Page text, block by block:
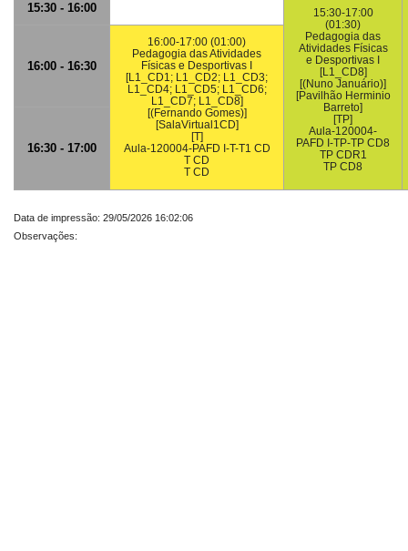
15:30 - 16:00
15:30-17:00
(01:30)
Pedagogia das
Atividades Físicas
e Desportivas I
[L1_CD8]
[(Nuno Januário)]
[Pavilhão Herminio
Barreto]
[TP]
Aula-120004-
PAFD I-TP-TP CD8
TP CDR1
TP CD8
16:00 - 16:30
16:00-17:00 (01:00)
Pedagogia das Atividades
Físicas e Desportivas I
[L1_CD1; L1_CD2; L1_CD3;
L1_CD4; L1_CD5; L1_CD6;
L1_CD7; L1_CD8]
[(Fernando Gomes)]
[SalaVirtual1CD]
[T]
Aula-120004-PAFD I-T-T1 CD
T CD
T CD
16:30 - 17:00
Data de impressão: 29/05/2026 16:02:06
Observações: